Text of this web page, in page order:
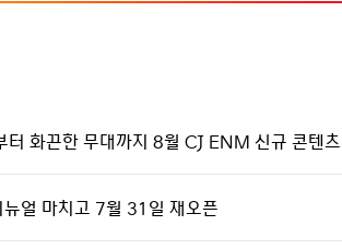
터 화끈한 무대까지 8월 CJ ENM 신규 콘텐츠
얼 마치고 7월 31일 재오픈